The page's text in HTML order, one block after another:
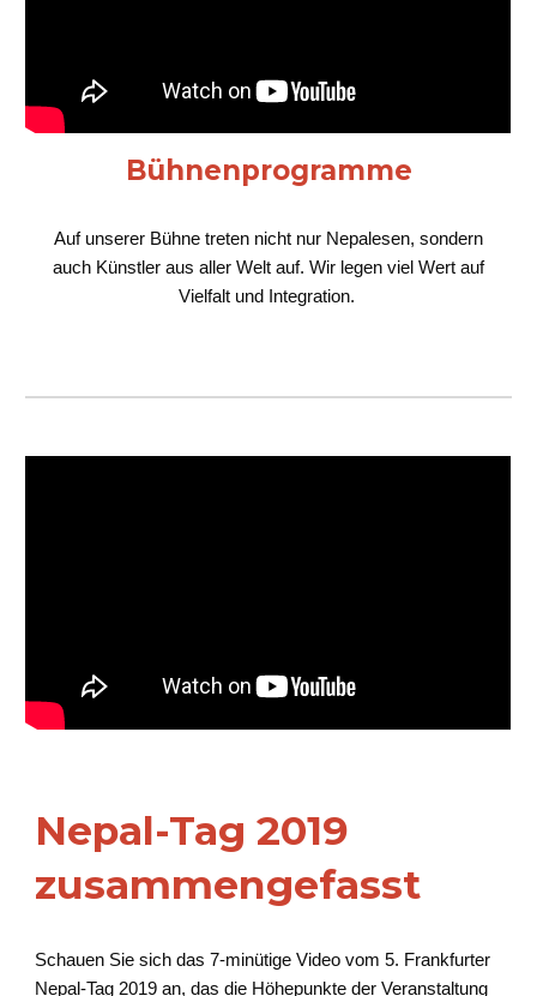
Bühnenprogramme
Auf unserer Bühne treten nicht nur Nepalesen, sondern
auch Künstler aus aller Welt auf. Wir legen viel Wert auf
Vielfalt und Integration.
Nepal-Tag 2019
zusammengefasst
Schauen Sie sich das 7-minütige Video vom 5. Frankfurter
Nepal-Tag 2019 an, das die Höhepunkte der Veranstaltung